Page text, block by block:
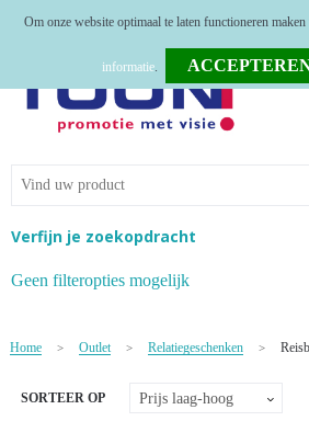
Relatiegeschenken
Kerstpakketten
Tastingpakketten
Verfijn je zoekopdracht
Geen filteropties mogelijk
Home > Outlet > Relatiegeschenken >
SORTEER OP
Om onze website optimaal te laten functioneren
informatie.